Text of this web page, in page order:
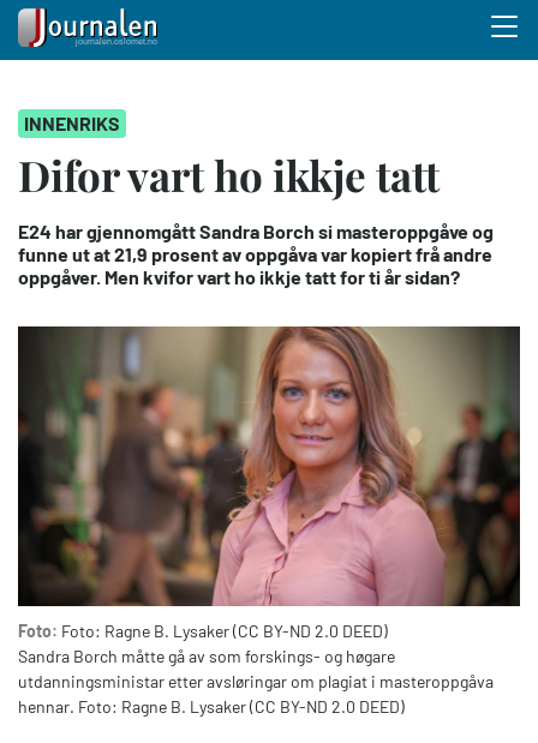
hovedinnhold
INNENRIKS
Difor vart ho ikkje tatt
E24 har gjennomgått Sandra Borch si masteroppgåve og
funne ut at 21,9 prosent av oppgåva var kopiert frå andre
oppgåver. Men kvifor vart ho ikkje tatt for ti år sidan?
Foto: Foto: Ragne B. Lysaker (CC BY-ND 2.0 DEED)
Sandra Borch måtte gå av som forskings- og høgare
utdanningsministar etter avsløringar om plagiat i masteroppgåva
hennar. Foto: Ragne B. Lysaker (CC BY-ND 2.0 DEED)